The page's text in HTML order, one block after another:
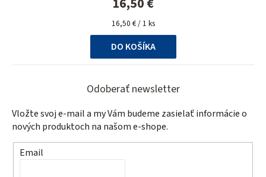
5,0
z
5
hviezdičiek.
Jednotková
cena:
16,50 € / 1 ks
DO KOŠÍKA
Odoberať newsletter
Vložte svoj e-mail a my Vám budeme zasielať informácie o
nových produktoch na našom e-shope.
Email